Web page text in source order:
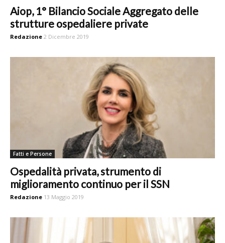
Aiop, 1° Bilancio Sociale Aggregato delle
strutture ospedaliere private
Redazione 2 Dicembre 2019
Fatti e Persone
Ospedalità privata, strumento di
miglioramento continuo per il SSN
Redazione 13 Maggio 2019